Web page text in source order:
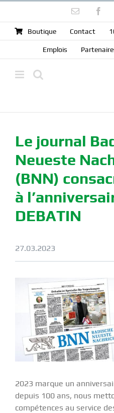
content
Email
Boutique Contact
Emplois
Le journal
Neueste
(BNN)
à
DEBATIN
27.03.2023
2023 marque un
depuis 100 ans, nous
compétences au service